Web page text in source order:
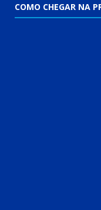
COMO CHEGAR NA